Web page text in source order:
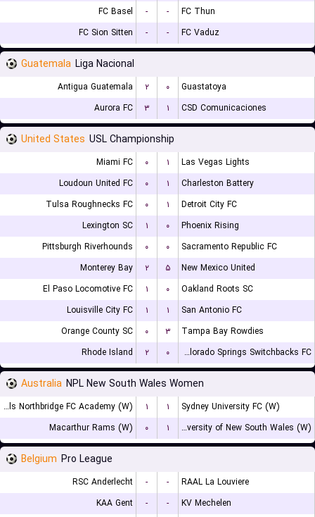
FC Basel
- -
FC Thun
FC Sion Sitten
- - FC Vaduz
Guatemala Liga Nacional
Antigua Guatemala ۲ ۰
Guastatoya
Aurora FC
۳ ۱ CSD Comunicaciones
United States USL Championship
Miami FC ۰ ۱
Las Vegas Lights
Loudoun United FC
۰ ۱
Charleston Battery
Tulsa Roughnecks FC
۰ ۱
Detroit City FC
Lexington SC
۱ ۰
Phoenix Rising
Pittsburgh Riverhounds
۰ ۰
Sacramento Republic FC
Monterey Bay
۲ ۵
New Mexico United
El Paso Locomotive FC
۱ ۰
Oakland Roots SC
Louisville City FC
۱ ۱
San Antonio FC
Orange County SC
۰ ۳
Tampa Bay Rowdies
Rhode Island
۲ ۰ Colorado Springs Switchbacks FC
Australia NPL New South Wales Women
Bulls Northbridge FC Academy (W) ۱ ۱
Sydney University FC (W)
Macarthur Rams (W)
۰ ۱ University of New South Wales (W)
Belgium Pro League
RSC Anderlecht - -
RAAL La Louviere
KAA Gent
- -
KV Mechelen